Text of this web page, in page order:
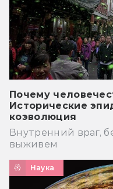
Почему
Исторические
коэволюция
Внутренний враг,
выживем
Наука